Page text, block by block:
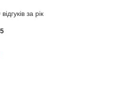
за рік